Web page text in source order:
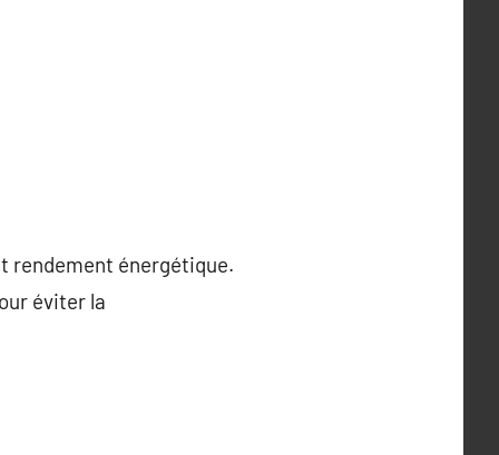
rendement énergétique.
éviter la